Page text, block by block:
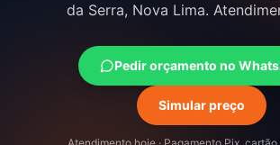
da Serra, Nova Lima.
Pedir orçamento no
Simular preço